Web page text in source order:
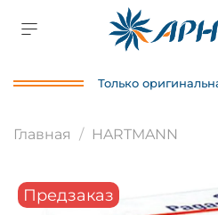
Только
Главная HARTMANN
Предзаказ